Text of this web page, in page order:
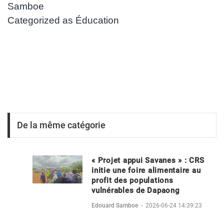
Samboe
Categorized as Éducation
De la même catégorie
« Projet appui Savanes » : CRS
initie une foire alimentaire au
profit des populations
vulnérables de Dapaong
Edouard Samboe - 2026-06-24 14:39:23